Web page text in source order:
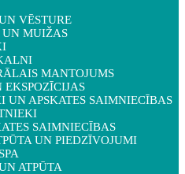
VĒSTURE
UN MUIŽAS
MANTOJUMS
EKSPOZĪCIJAS
UN APSKATES SAIMNIECĪBAS
SAIMNIECĪBAS
UN PIEDZĪVOJUMI
ATPŪTA